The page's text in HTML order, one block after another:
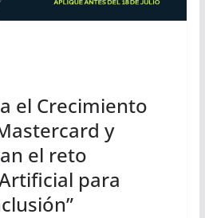
el Crecimiento
y
el reto
para